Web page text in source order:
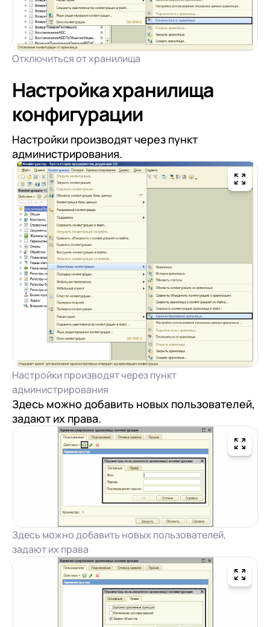
Отключиться от хранилища
Настройка хранилища
конфигурации
Настройки производят через пункт
администрирования.
Настройки производят через пункт
администрирования
Здесь можно добавить новых пользователей,
задают их права.
Здесь можно добавить новых пользователей,
задают их права